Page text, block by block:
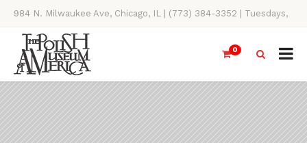
984 N. Milwaukee Ave, Chicago, IL | (773) 384-3352 | Tuesdays,
Thursdays, Saturdays, & Sundays, 11AM-4PM
0